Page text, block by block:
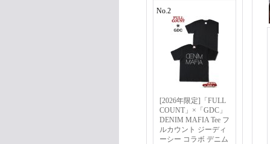
No.2
[2026年限定]「FULL
COUNT」×「GDC」
DENIM MAFIA Tee フ
ルカウント ジーディ
ーシー コラボ デニム